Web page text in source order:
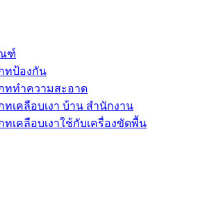
ฑ์
ทป้องกัน
ททำความสะอาด
ทเคลือบเงา บ้าน สำนักงาน
ทเคลือบเงาใช้กับเครื่องขัดพื้น